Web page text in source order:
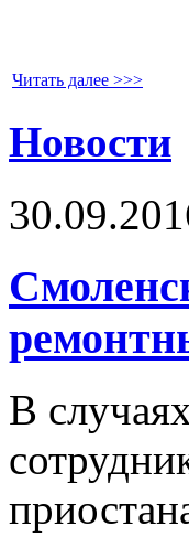
Читать далее >>>
Новости
В